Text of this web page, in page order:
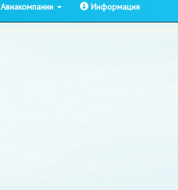
Авиакомпании Информация